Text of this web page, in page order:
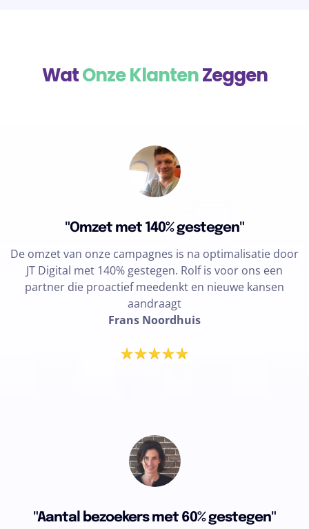
WatOnze KlantenZeggen
"Omzet met 140% gestegen"
De omzet van onze campagnes is na optimalisatie door
JT Digital met 140% gestegen. Rolf is voor ons een
partner die proactief meedenkt en nieuwe kansen
aandraagt
Frans Noordhuis
"Aantal bezoekers met 60% gestegen"